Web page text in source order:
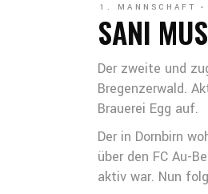
1. MANNSCHAFT
SANI
Der zweite und
Bregenzerwald.
Brauerei Egg auf.
Der in Dornbirn
über den FC Au-
aktiv war. Nun